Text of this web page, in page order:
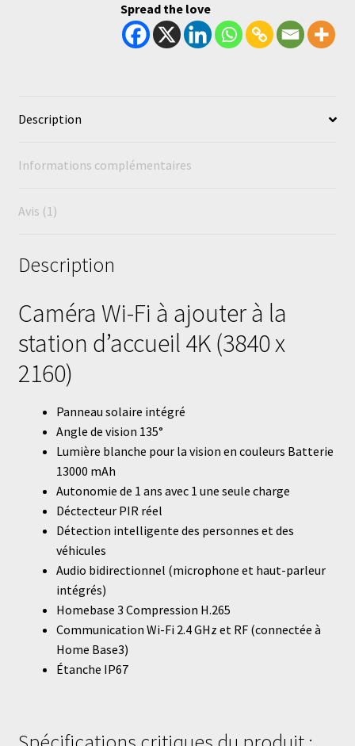
Spread the love
Description
Informations complémentaires
Avis (1)
Description
Caméra Wi-Fi à ajouter à la
station d’accueil 4K (3840 x
2160)
Panneau solaire intégré
Angle de vision 135°
Lumière blanche pour la vision en couleurs Batterie
13000 mAh
Autonomie de 1 ans avec 1 une seule charge
Déctecteur PIR réel
Détection intelligente des personnes et des
véhicules
Audio bidirectionnel (microphone et haut-parleur
intégrés)
Homebase 3 Compression H.265
Communication Wi-Fi 2.4 GHz et RF (connectée à
Home Base3)
Étanche IP67